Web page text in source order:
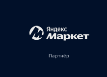
Партнёр